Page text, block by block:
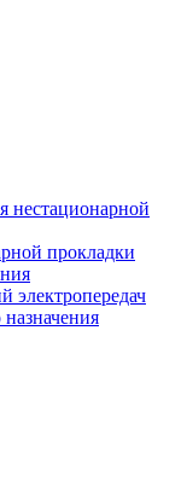
нестационарной
прокладки
электропередач